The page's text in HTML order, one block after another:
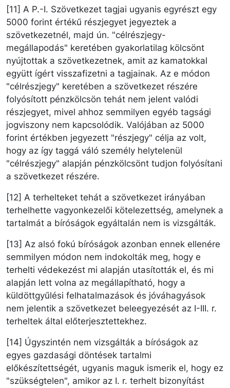
[11] A P.-I. Szövetkezet tagjai ugyanis egyrészt egy
5000 forint értékű részjegyet jegyeztek a
szövetkezetnél, majd ún. "célrészjegy-
megállapodás" keretében gyakorlatilag kölcsönt
nyújtottak a szövetkezetnek, amit az kamatokkal
együtt ígért visszafizetni a tagjainak. Az e módon
"célrészjegy" keretében a szövetkezet részére
folyósított pénzkölcsön tehát nem jelent valódi
részjegyet, mivel ahhoz semmilyen egyéb tagsági
jogviszony nem kapcsolódik. Valójában az 5000
forint értékben jegyezett "részjegy" célja az volt,
hogy az így taggá váló személy helytelenül
"célrészjegy" alapján pénzkölcsönt tudjon folyósítani
a szövetkezet részére.
[12] A terhelteket tehát a szövetkezet irányában
terhelhette vagyonkezelői kötelezettség, amelynek a
tartalmát a bíróságok egyáltalán nem is vizsgálták.
[13] Az alsó fokú bíróságok azonban ennek ellenére
semmilyen módon nem indokolták meg, hogy e
terhelti védekezést mi alapján utasították el, és mi
alapján lett volna az megállapítható, hogy a
küldöttgyűlési felhatalmazások és jóváhagyások
nem jelentik a szövetkezet beleegyezését az I-III. r.
terheltek által előterjesztettekhez.
[14] Úgyszintén nem vizsgálták a bíróságok az
egyes gazdasági döntések tartalmi
előkészítettségét, ugyanis maguk ismerik el, hogy ez
"szükségtelen", amikor az I. r. terhelt bizonyítást